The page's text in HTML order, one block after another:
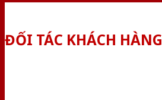
ĐỐI TÁC KHÁCH HÀNG